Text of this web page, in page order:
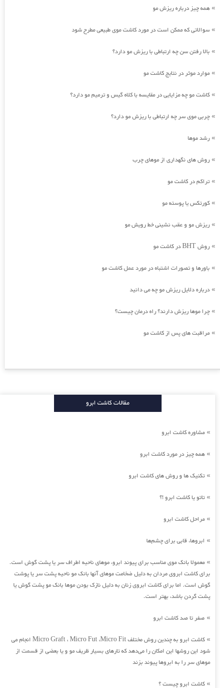
» همه چیز درباره ریزش مو
» سوالاتی که ممکن است در مورد کاشت موی طبیعی مطرح شود
» بالا رفتن سن چه ارتباطی با ریزش مو دارد؟
» موارد موثر در نتایج کاشت مو
» کاشت مو چه مزایایی در مقایسه با کلاه گیس و ترمیم مو دارد؟
» چربی موی سر چه ارتباطی با ریزش مو دارد؟
» رشد موها
» روش های نگهداری از موهای چرب
» تراکم در کاشت مو
» کورتکس یا پوسته مو
» ریزش مو و عقب نشینی خط رویش مو
» روش BHT در کاشت مو
» باورها و تصورات اشتباه در مورد عمل کاشت مو
» درباره دلایل ریزش مو چه می دانید
» چرا موها ریزش دارند؟ راه درمان چیست؟
» مراقبت های پس از کاشت مو
مقالات کاشت ابرو
» مشاوره کاشت ابرو
» همه چیز در مورد کاشت ابرو
» تکنیک ها و روش های کاشت ابرو
» تاتو یا کاشت ابرو !؟
» مراحل کاشت ابرو
» ابروها، قابی برای چشم‌ها
» معمولا بانک موی مناسب برای پیوند ابرو، موهای ناحیه اطراف سر یا پشت گوش است.
برای کاشت ابروی مردان به دلیل ضخامت موهای آنها بانک مو ناحیه پشت سر یا پوشت
گوش است. اما برای کاشت ابروی زنان به دلیل نازک بودن موها بانک مو پشت گوش یا
پشت گردن باشد، بهتر است.
» صفر تا صد کاشت ابرو
»
کاشت ابرو به چندین روش مختلف Micro Graft ، Micro Fut ،Micro Fit انجام می
شود این روشها این امکان را می‌دهد که تارهای بسیار ظریف مو و یا بعضی از قسمت از
موهای سر را به ابروها پیوند بزند
» کاشت ابرو چیست ؟